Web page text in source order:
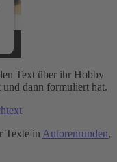
Text über ihr Hobby
dann formuliert hat.
Texte in Autorenrunden,